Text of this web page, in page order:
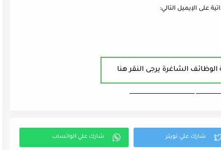
على الإيميل التالي:
الوظائف الشاغرة يرجى النقر هنا
ـــــــــــــــــــــــــــــــــــــــــــــــــــــــــــــــــــ